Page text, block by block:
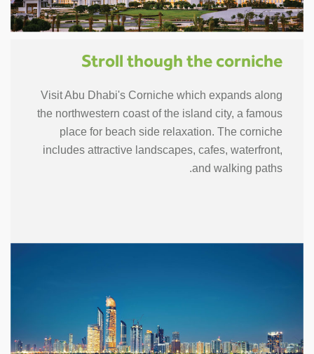
Stroll though the corniche
Visit Abu Dhabi's Corniche which expands along
the northwestern coast of the island city, a famous
place for beach side relaxation. The corniche
includes attractive landscapes, cafes, waterfront,
and walking paths.